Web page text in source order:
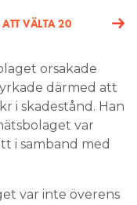
VÄLTA 20
orsakade
därmed att
i skadestånd. Han
var
i samband med
var inte överens